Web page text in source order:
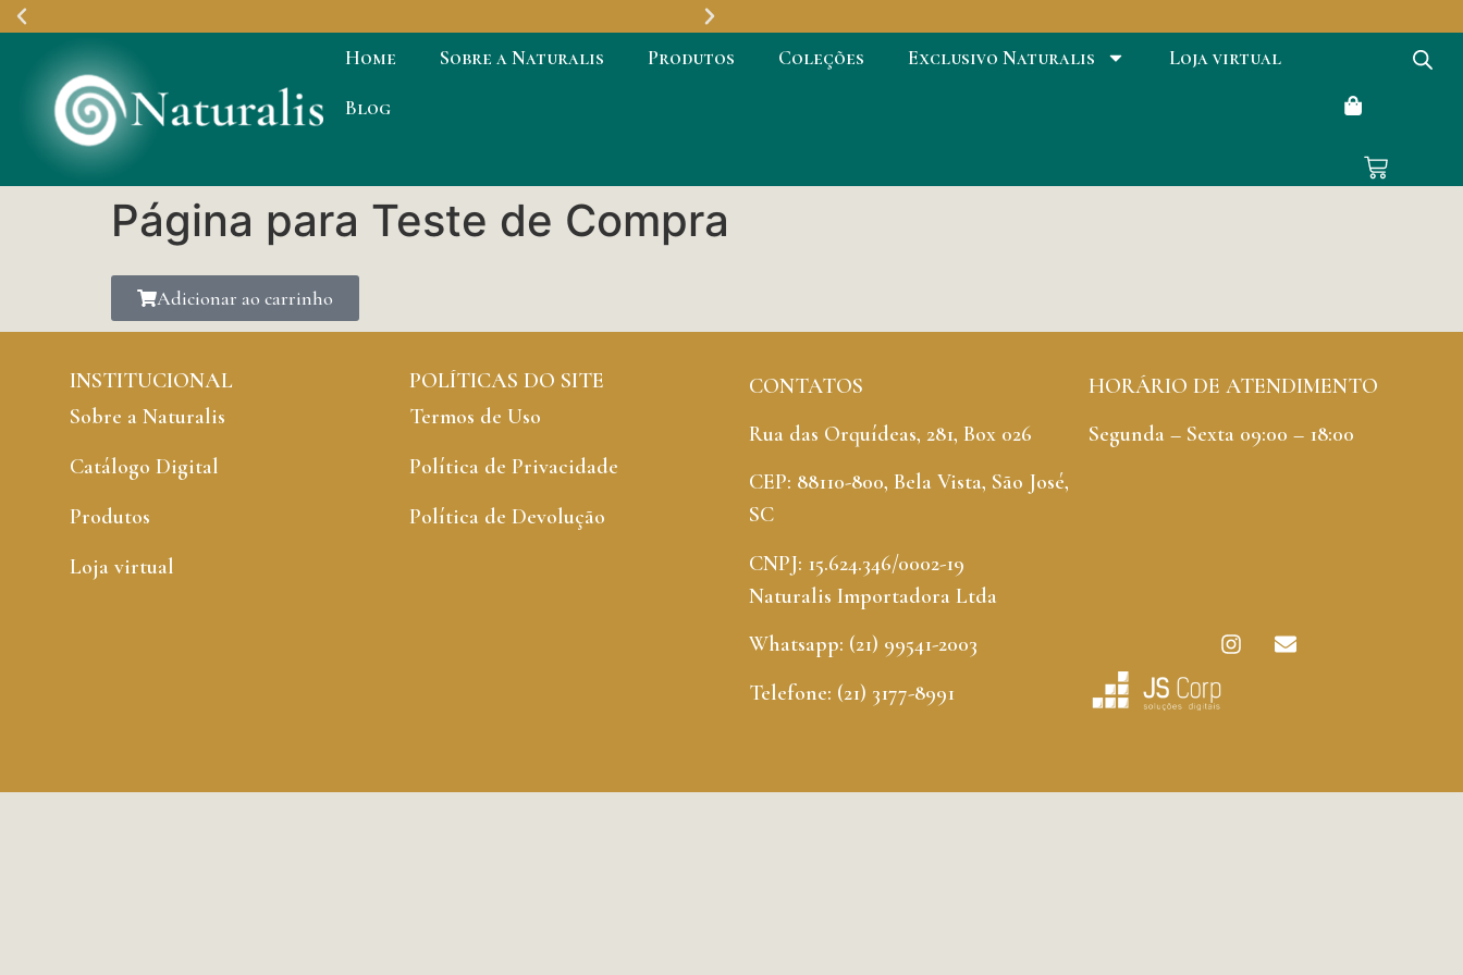
Entregamos em
todo Brasil
Home Sobre a Naturalis Produtos Coleções Exclusivo Naturalis Loja virtual
Blog
Página para Teste de Compra
Adicionar ao carrinho
INSTITUCIONAL
Sobre a Naturalis
Catálogo Digital
Produtos
Loja virtual
POLÍTICAS DO SITE
Termos de Uso
Política de Privacidade
Política de Devolução
CONTATOS
Rua das Orquídeas, 281, Box 026
CEP: 88110-800, Bela Vista, São José,
SC
CNPJ: 15.624.346/0002-19
Naturalis Importadora Ltda
Whatsapp: (21) 99541-2003
Telefone: (21) 3177-8991
HORÁRIO DE ATENDIMENTO
Segunda – Sexta 09:00 – 18:00